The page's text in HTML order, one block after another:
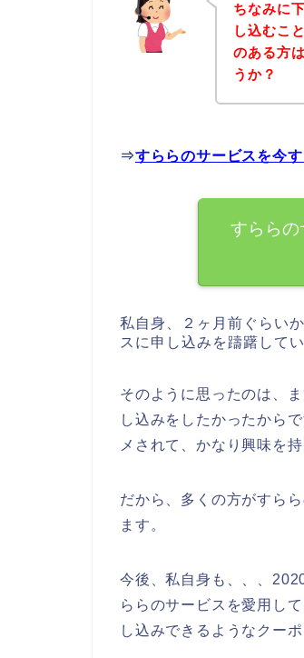
ちなみに
し込むこ
のある方
うか？
⇒すららのサービスを今
すららの
私自身、２ヶ月前ぐらい
スに申し込みを躊躇してい
そのように思ったのは、
し込みをしたかったから
メされて、かなり興味を持
だから、多くの方がすら
ます。
今後、私自身も、、、
ららのサービスを愛用し
し込みできるようなクー